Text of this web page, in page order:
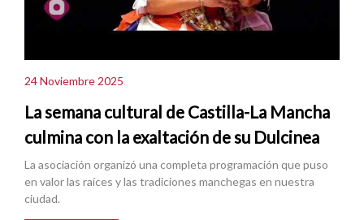
24 Noviembre 2025
La semana cultural de Castilla-La Mancha
culmina con la exaltación de su Dulcinea
La asociación organizó una completa programación que puso
en valor las raíces y las tradiciones manchegas en nuestra
ciudad.